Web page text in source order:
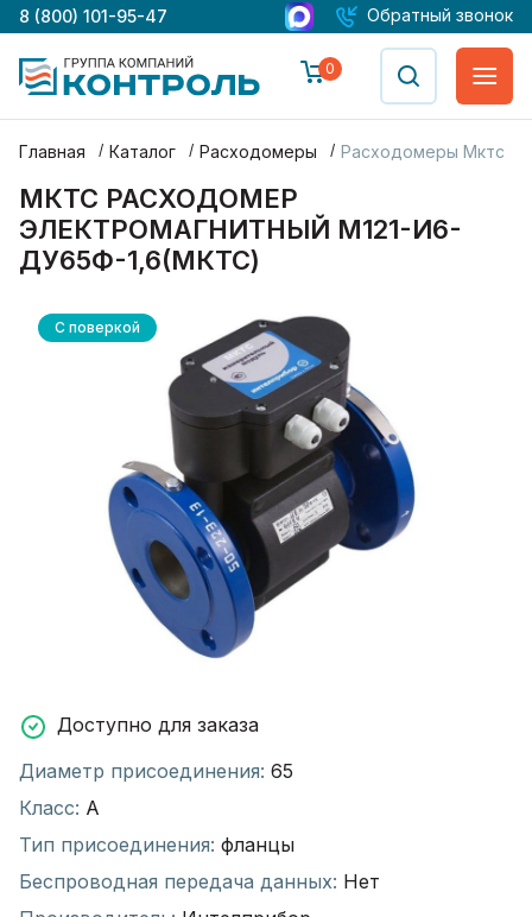
8 (800) 101-95-47 Обратный звонок
0
Главная Каталог Расходомеры Расходомеры Мктс
МКТС РАСХОДОМЕР
ЭЛЕКТРОМАГНИТНЫЙ М121-И6-
ДУ65Ф-1,6(МКТС)
С поверкой
Доступно для заказа
Диаметр присоединения: 65
Класс: А
Тип присоединения: фланцы
Беспроводная передача данных: Нет